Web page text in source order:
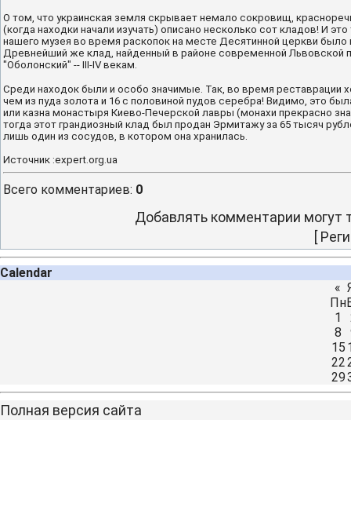
О том, что украинская земля скрывает немало сокровищ,
(когда находки начали изучать) описано несколько сот кладов! И
нашего музея во время раскопок на месте Десятинной церкви было
Древнейший же клад, найденный в районе современной Львовской
"Оболонский" -- III-IV векам.
Среди находок были и особо значимые. Так, во время реставрации
чем из пуда золота и 16 с половиной пудов серебра! Видимо, это
или казна монастыря Киево-Печерской лавры (монахи прекрасно
тогда этот грандиозный клад был продан Эрмитажу за 65 тысяч
лишь один из сосудов, в котором она хранилась.
Источник :expert.org.ua
Всего комментариев: 0
Добавлять комментарии могут
[
Calendar
«
Пн
1
8
15
22
29
Полная версия сайта